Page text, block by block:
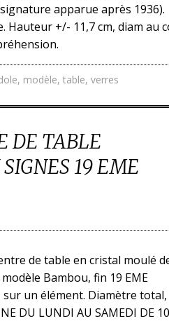
apparue après 1936).
Hauteur +/- 11,7 cm, diam au
, modèle, table, verres
DE TABLE
19 EME
de table en cristal moulé
Bambou, fin 19 EME
un élément. Diamètre total,
DU LUNDI AU SAMEDI DE 10